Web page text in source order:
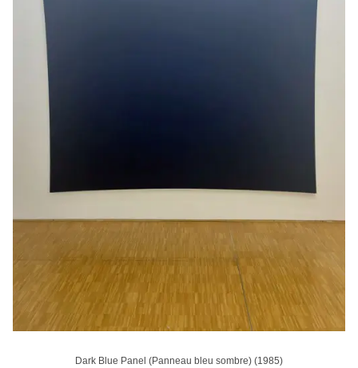
Dark Blue Panel (Panneau bleu sombre) (1985)